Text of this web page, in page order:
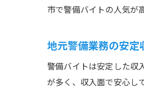
市で警備バイトの人気が
地元警備業務の安定
警備バイトは安定した収
が多く、収入面で安心し